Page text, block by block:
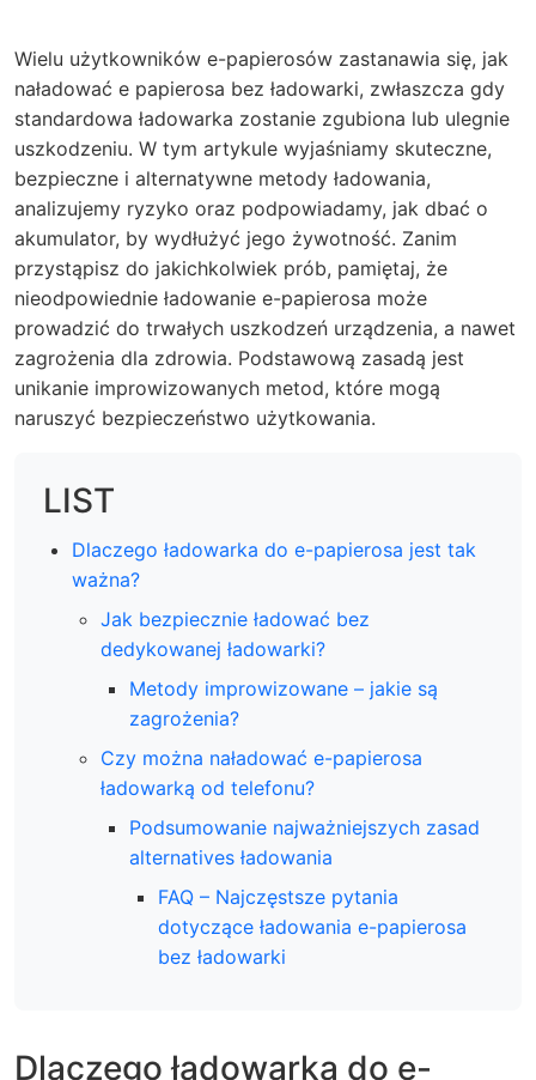
Wielu użytkowników e-papierosów zastanawia się, jak
naładować e papierosa bez ładowarki, zwłaszcza gdy
standardowa ładowarka zostanie zgubiona lub ulegnie
uszkodzeniu. W tym artykule wyjaśniamy skuteczne,
bezpieczne i alternatywne metody ładowania,
analizujemy ryzyko oraz podpowiadamy, jak dbać o
akumulator, by wydłużyć jego żywotność. Zanim
przystąpisz do jakichkolwiek prób, pamiętaj, że
nieodpowiednie ładowanie e-papierosa może
prowadzić do trwałych uszkodzeń urządzenia, a nawet
zagrożenia dla zdrowia. Podstawową zasadą jest
unikanie improwizowanych metod, które mogą
naruszyć bezpieczeństwo użytkowania.
LIST
Dlaczego ładowarka do e-papierosa jest tak
ważna?
Jak bezpiecznie ładować bez
dedykowanej ładowarki?
Metody improwizowane – jakie są
zagrożenia?
Czy można naładować e-papierosa
ładowarką od telefonu?
Podsumowanie najważniejszych zasad
alternatives ładowania
FAQ – Najczęstsze pytania
dotyczące ładowania e-papierosa
bez ładowarki
Dlaczego ładowarka do e-